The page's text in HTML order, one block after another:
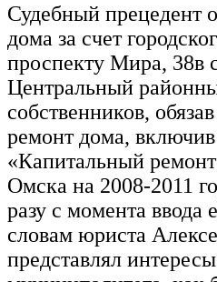
Судебный прецедент
дома за счет
проспекту Мира, 38в
Центральный
собственников,
ремонт дома,
«Капитальный
Омска на 2008-2011
разу с момента ввода
словам юриста
представлял